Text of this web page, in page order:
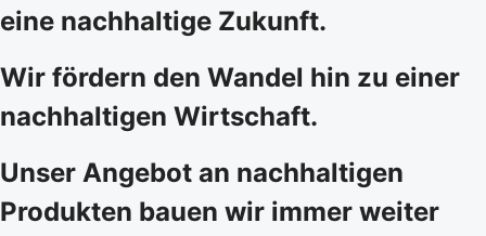
eine nachhaltige Zukunft.
Wir fördern den Wandel hin zu einer
nachhaltigen Wirtschaft.
Unser Angebot an nachhaltigen
Produkten bauen wir immer weiter